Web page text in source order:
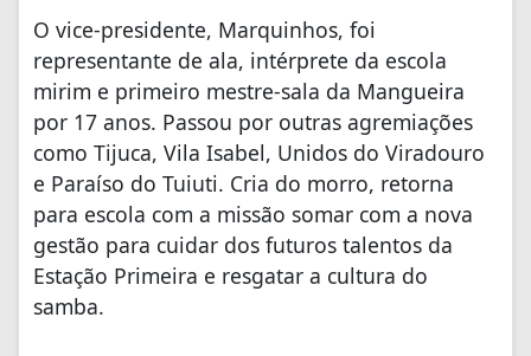
O vice-presidente, Marquinhos, foi
representante de ala, intérprete da escola
mirim e primeiro mestre-sala da Mangueira
por 17 anos. Passou por outras agremiações
como Tijuca, Vila Isabel, Unidos do Viradouro
e Paraíso do Tuiuti. Cria do morro, retorna
para escola com a missão somar com a nova
gestão para cuidar dos futuros talentos da
Estação Primeira e resgatar a cultura do
samba.